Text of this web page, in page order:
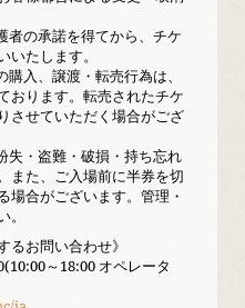
の承諾を得てから、チケ
たします。
入、譲渡・転売行為は、
おります。転売されたチケ
させていただく場合がござ
・盗難・破損・持ち忘れ
また、ご入場前に半券を切
場合がございます。管理・
るお問い合わせ》
～18:00 オペレータ